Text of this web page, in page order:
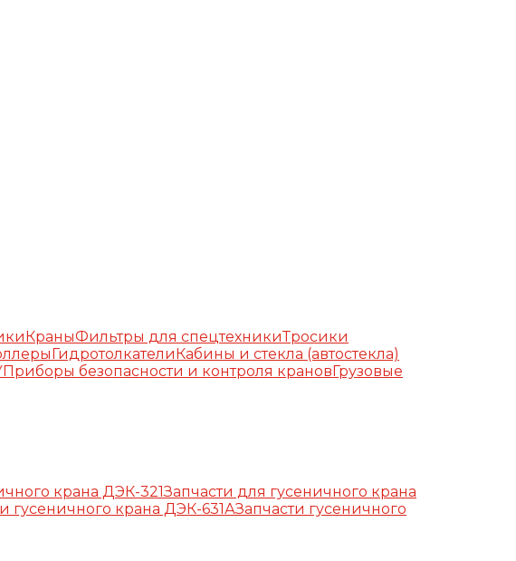
КраныФильтры для спецтехникиТросики
ГидротолкателиКабины и стекла (автостекла)
Приборы безопасности и контроля крановГрузовые
крана ДЭК-321Запчасти для гусеничного крана
гусеничного крана ДЭК-631АЗапчасти гусеничного